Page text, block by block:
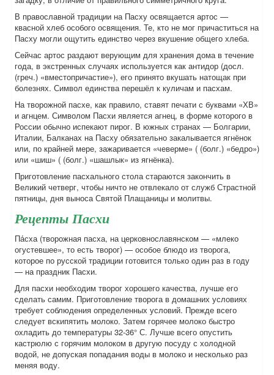
В православной традиции на Пасху освящается артос —
квасной хлеб особого освящения. Те, кто не мог причаститься на
Пасху могли ощутить единство через вкушение общего хлеба.
Сейчас артос раздают верующим для хранения дома в течение
года, в экстренных случаях используется как антидор (досл.
(греч.) «вместопричастие»), его принято вкушать натощак при
болезнях. Символ единства перешёл к куличам и пасхам.
На творожной пасхе, как правило, ставят печати с буквами «ХВ»
и агнцем. Символом Пасхи является агнец, в форме которого в
России обычно испекают пирог. В южных странах — Болгарии,
Италии, Балканах на Пасху обязательно закалывается ягнёнок
или, по крайней мере, зажаривается «чеверме» ( (болг.) «бедро»)
или «шиш» ( (болг.) «шашлык» из ягнёнка).
Приготовление пасхального стола стараются закончить в
Великий четверг, чтобы ничто не отвлекало от служб Страстной
пятницы, дня выноса Святой Плащаницы и молитвы.
Рецепты Пасхи
Па́сха (творожная пасха, на церковнославянском — «млеко
огустевшее», то есть творог) — особое блюдо из творога,
которое по русской традиции готовится только один раз в году
— на праздник Пасхи.
Для пасхи необходим творог хорошего качества, лучше его
сделать самим. Приготовление творога в домашних условиях
требует соблюдения определенных условий. Прежде всего
следует вскипятить молоко. Затем горячее молоко быстро
охладить до температуры 32-36° С. Лучше всего опустить
кастрюлю с горячим молоком в другую посуду с холодной
водой, не допуская попадания воды в молоко и несколько раз
меняя воду.